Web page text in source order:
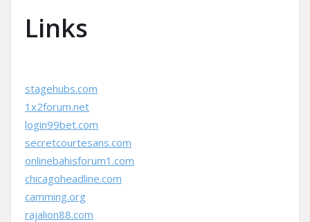
Links
stagehubs.com
1x2forum.net
login99bet.com
secretcourtesans.com
onlinebahisforum1.com
chicagoheadline.com
camming.org
rajalion88.com